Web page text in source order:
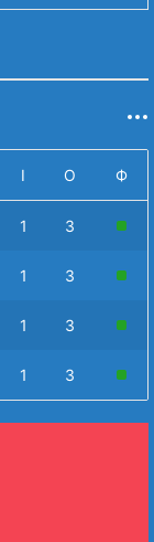
І О Ф
1 3
1 3
1 3
1 3